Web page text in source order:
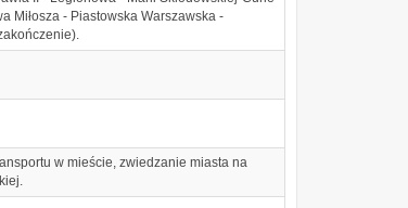
Miłosza - Piastowska Warszawska -
w mieście, zwiedzanie miasta na